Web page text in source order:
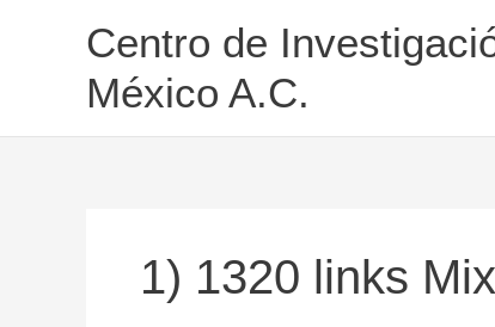
Centro de
México A.C.
1) 1320 links
por: